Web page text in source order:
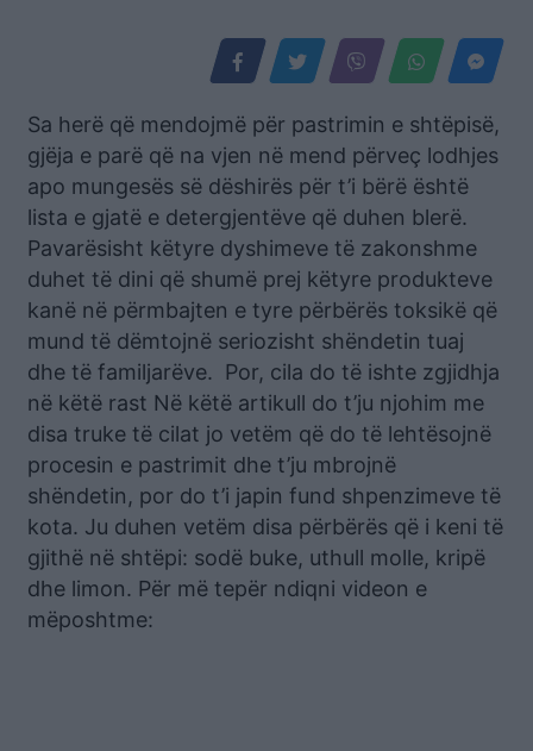
Sa herë që mendojmë për pastrimin e shtëpisë,
gjëja e parë që na vjen në mend përveç lodhjes
apo mungesës së dëshirës për t’i bërë është
lista e gjatë e detergjentëve që duhen blerë.
Pavarësisht këtyre dyshimeve të zakonshme
duhet të dini që shumë prej këtyre produkteve
kanë në përmbajten e tyre përbërës toksikë që
mund të dëmtojnë seriozisht shëndetin tuaj
dhe të familjarëve. Por, cila do të ishte zgjidhja
në këtë rast Në këtë artikull do t’ju njohim me
disa truke të cilat jo vetëm që do të lehtësojnë
procesin e pastrimit dhe t’ju mbrojnë
shëndetin, por do t’i japin fund shpenzimeve të
kota. Ju duhen vetëm disa përbërës që i keni të
gjithë në shtëpi: sodë buke, uthull molle, kripë
dhe limon. Për më tepër ndiqni videon e
mëposhtme: